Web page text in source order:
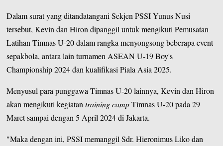
Dalam surat yang ditandatangani Sekjen PSSI Yunus Nusi
tersebut, Kevin dan Hiron dipanggil untuk mengikuti Pemusatan
Latihan Timnas U-20 dalam rangka menyongsong beberapa event
sepakbola, antara lain turnamen ASEAN U-19 Boy's
Championship 2024 dan kualifikasi Piala Asia 2025.
Menyusul para punggawa Timnas U-20 lainnya, Kevin dan Hiron
akan mengikuti kegiatantraining campTimnas U-20 pada 29
Maret sampai dengan 5 April 2024 di Jakarta.
"Maka dengan ini, PSSI memanggil Sdr. Hieronimus Liko dan